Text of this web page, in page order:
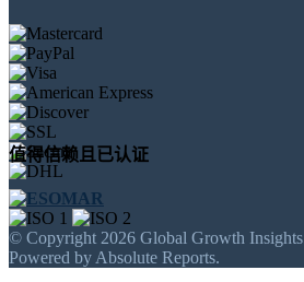
值得信赖且已认证
© Copyright 2026 Global Growth
Powered by Absolute Reports.